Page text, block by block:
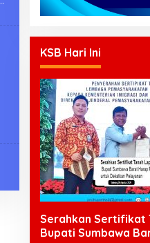
KSB Hari Ini
Serahkan Sertifikat
Bupati Sumbawa